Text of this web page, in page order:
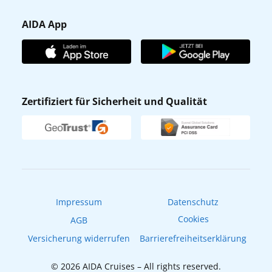
Affiliateprogramm
Verhaltens- & Ethikkodex
Newsletter
Gästefragebogen
AIDA Club
AIDA App
AIDA App
Zertifiziert für Sicherheit und Qualität
Impressum
Datenschutz
AGB
Cookies
Versicherung widerrufen
Barrierefreiheitserklärung
© 2026 AIDA Cruises – All rights reserved.